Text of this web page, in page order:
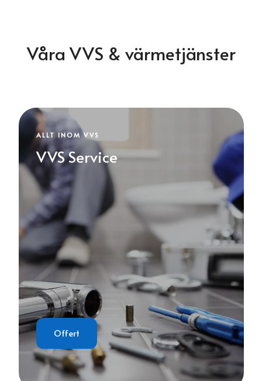
Våra VVS & värmetjänster
ALLT INOM VVS
VVS Service
Offert